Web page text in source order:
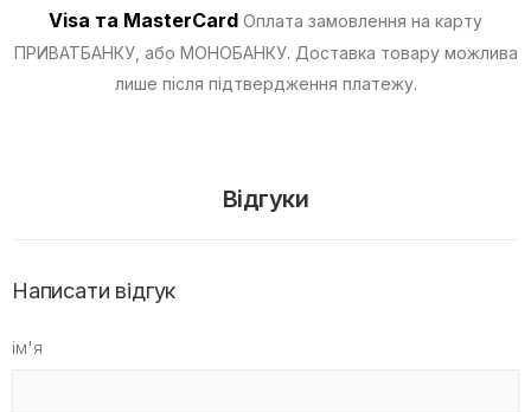
Visa та MasterCard Оплата замовлення на карту
ПРИВАТБАНКУ, або МОНОБАНКУ. Доставка товару можлива
лише після підтвердження платежу.
Відгуки
Написати відгук
ім'я